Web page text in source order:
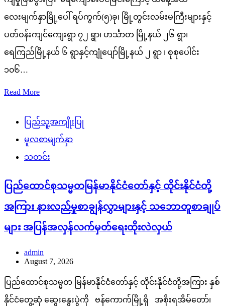
လေးမျက်နှာမြို့ပေါ် ရပ်ကွက်(၅)ခု၊ မြို့တွင်းလမ်းမကြီးများနှင့်
ပတ်ဝန်းကျင်ကျေးရွာ ၇၂ ရွာ၊ ဟင်္သာတ မြို့နယ် ၂၆ ရွာ၊
ရေကြည်မြို့နယ် ၆ ရွာနှင့်ကျုံပျော်မြို့နယ် ၂ ရွာ ၊ စုစုပေါင်း
၁၀၆…
Read More
ပြည်သူ့အကျိုးပြု
မူလစာမျက်နှာ
သတင်း
ပြည်ထောင်စုသမ္မတမြန်မာနိုင်ငံတော်နှင့် ထိုင်းနိုင်ငံတို့
အကြား နားလည်မှုစာချွန်လွှာများနှင့် သဘောတူစာချုပ်
များ အပြန်အလှန်လက်မှတ်ရေးထိုးလဲလှယ်
admin
August 7, 2026
ပြည်ထောင်စုသမ္မတ မြန်မာနိုင်ငံတော်နှင့် ထိုင်းနိုင်ငံတို့အကြား နှစ်
နိုင်ငံတွေ့ဆုံ ဆွေးနွေးပွဲကို ဗန်ကောက်မြို့ရှိ အစိုးရအိမ်တော်၊